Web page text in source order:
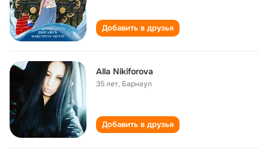
Добавить в друзья
Alla Nikiforova
35 лет, Барнаул
Добавить в друзья